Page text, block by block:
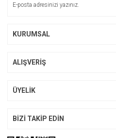
KURUMSAL
ALIŞVERİŞ
ÜYELİK
BİZİ TAKİP EDİN